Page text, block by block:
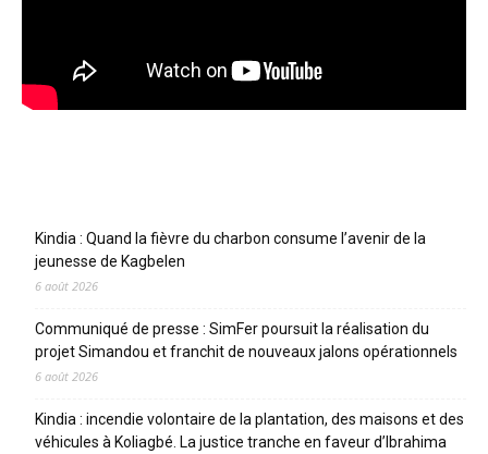
Kindia : Quand la fièvre du charbon consume l’avenir de la
jeunesse de Kagbelen
6 août 2026
Communiqué de presse : SimFer poursuit la réalisation du
projet Simandou et franchit de nouveaux jalons opérationnels
6 août 2026
Kindia : incendie volontaire de la plantation, des maisons et des
véhicules à Koliagbé. La justice tranche en faveur d’Ibrahima